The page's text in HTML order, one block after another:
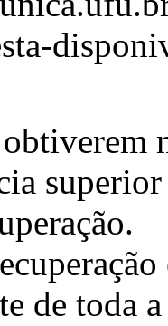
de toda